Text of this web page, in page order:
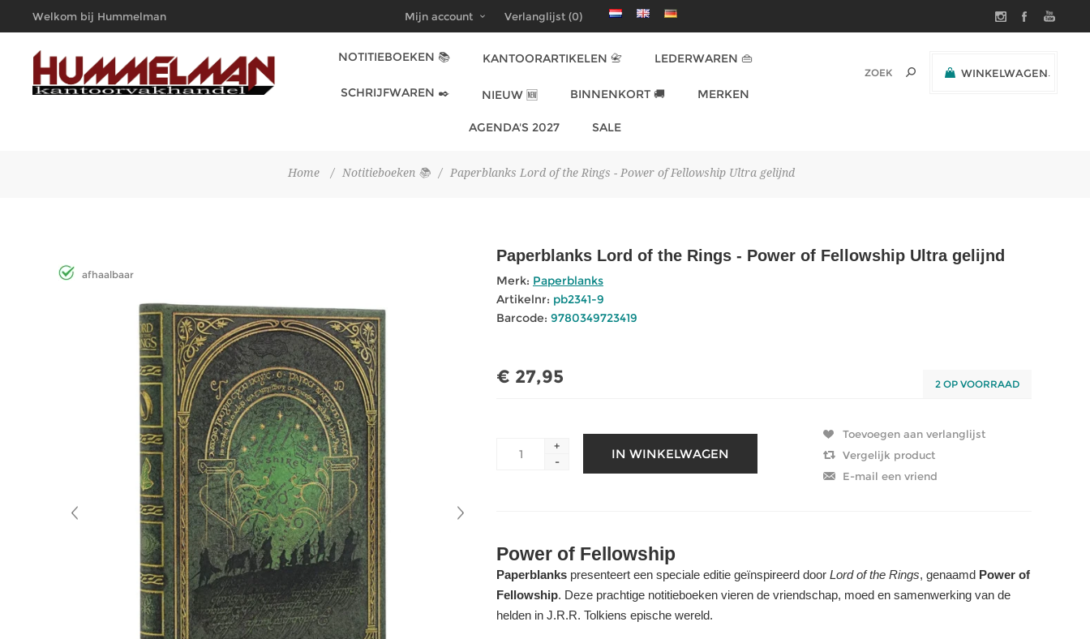
Welkom bij Hummelman
Kantoorvakhandel
Mijn account Verlanglijst (0)
WINKELWAGEN
NOTITIEBOEKEN 📚 KANTOORARTIKELEN 📇 LEDERWAREN 👜
SCHRIJFWAREN ✒️ NIEUW 🆕 BINNENKORT 🚚 MERKEN
AGENDA'S 2027 SALE
Home / Notitieboeken 📚 / Paperblanks Lord of the Rings - Power of Fellowship Ultra gelijnd
afhaalbaar
Paperblanks Lord of the Rings - Power of Fellowship Ultra gelijnd
Merk: Paperblanks
Artikelnr: pb2341-9
Barcode: 9780349723419
€ 27,95 2 OP VOORRAAD
+
-
Power of Fellowship
Paperblanks presenteert een speciale editie geïnspireerd door Lord of the Rings, genaamd Power of
Fellowship. Deze prachtige notitieboeken vieren de vriendschap, moed en samenwerking van de
helden in J.R.R. Tolkiens epische wereld.